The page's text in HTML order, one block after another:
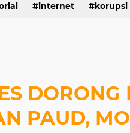
internet korupsi
PAUD,